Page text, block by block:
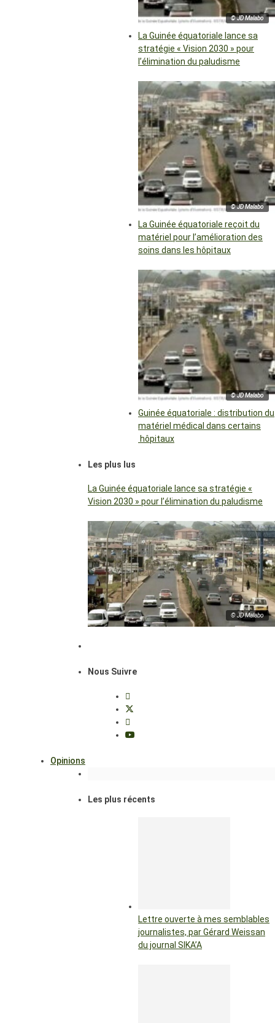
© JD Malabo
La Guinée équatoriale lance sa
stratégie « Vision 2030 » pour
l’élimination du paludisme
© JD Malabo
La Guinée équatoriale reçoit du
matériel pour l’amélioration des
soins dans les hôpitaux
© JD Malabo
Guinée équatoriale : distribution du
matériel médical dans certains
hôpitaux
Les plus lus
La Guinée équatoriale lance sa stratégie «
Vision 2030 » pour l’élimination du paludisme
© JD Malabo
Nous Suivre
Opinions
Les plus récents
Lettre ouverte à mes semblables
journalistes, par Gérard Weissan
du journal SIKA’A